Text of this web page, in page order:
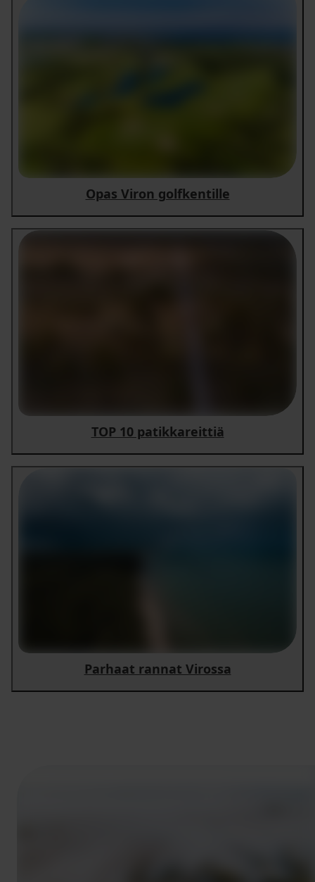
Opas Viron golfkentille
TOP 10 patikkareittiä
Parhaat rannat Virossa